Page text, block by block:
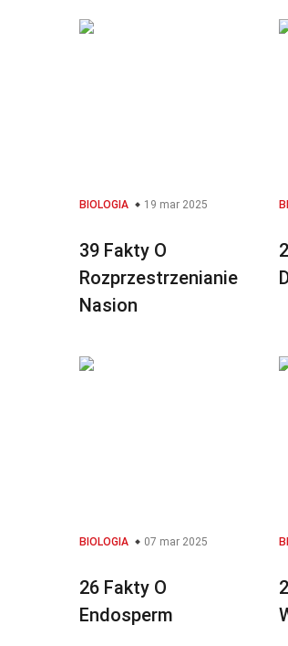
BIOLOGIA 19 mar 2025
39 Fakty O
Rozprzestrzenianie
Nasion
BIOLOGIA 07 mar 2025
26 Fakty O
Endosperm